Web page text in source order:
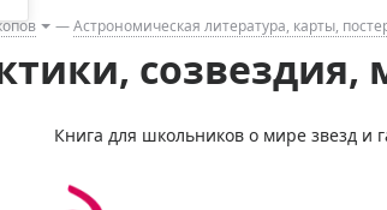
для микроскопов
для зрительных труб
для луп
Компасы
Наборы
Наборы
Глобусы
Астрономическая литература, карты,
Книга для школьников о мире звезд и